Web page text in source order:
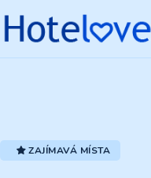
ZAJÍMAVÁ MÍSTA